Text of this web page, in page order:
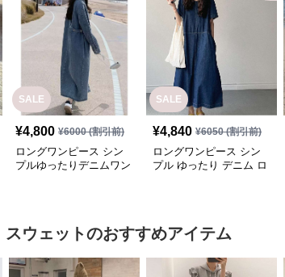
SALE
¥4,800 ¥6000(割引前)
ロングワンピース シン
プルゆったりデニムワン
SALE
¥4,840 ¥6050(割引前)
ロングワンピース シン
プル ゆったり デニム ロ
スウェットのおすすめアイテム